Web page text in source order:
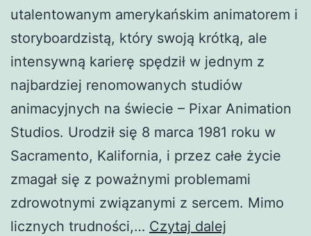
utalentowanym amerykańskim animatorem i
storyboardzistą, który swoją krótką, ale
intensywną karierę spędził w jednym z
najbardziej renomowanych studiów
animacyjnych na świecie – Pixar Animation
Studios. Urodził się 8 marca 1981 roku w
Sacramento, Kalifornia, i przez całe życie
zmagał się z poważnymi problemami
zdrowotnymi związanymi z sercem. Mimo
licznych trudności,… Czytaj dalej